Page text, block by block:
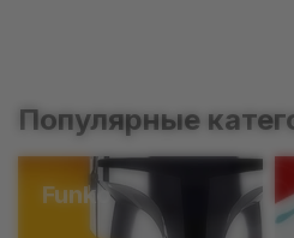
Популярные
Funko